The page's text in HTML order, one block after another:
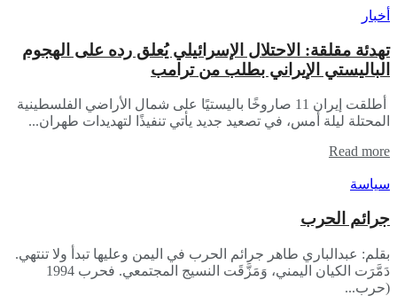
أخبار
​تهدئة مقلقة: الاحتلال الإسرائيلي يُعلق رده على الهجوم
الباليستي الإيراني بطلب من ترامب
​ ​أطلقت إيران 11 صاروخًا باليستيًا على شمال الأراضي الفلسطينية
المحتلة ليلة أمس، في تصعيد جديد يأتي تنفيذًا لتهديدات طهران...
Read more
سياسة
جرائم الحرب
بقلم: عبدالباري طاهر جرائم الحرب في اليمن وعليها تبدأ ولا تنتهي.
دَمَّرَت الكيان اليمني، وَمَزَّقَت النسيج المجتمعي. فحرب 1994
(حرب...